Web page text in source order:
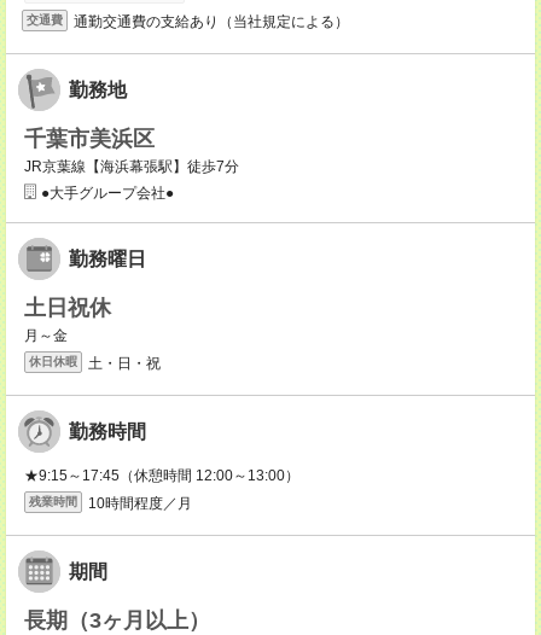
交通費 通勤交通費の支給あり（当社規定による）
勤務地
千葉市美浜区
JR京葉線【海浜幕張駅】徒歩7分
●大手グループ会社●
勤務曜日
土日祝休
月～金
休日休暇 土・日・祝
勤務時間
★9:15～17:45（休憩時間 12:00～13:00）
残業時間 10時間程度／月
期間
長期（3ヶ月以上）